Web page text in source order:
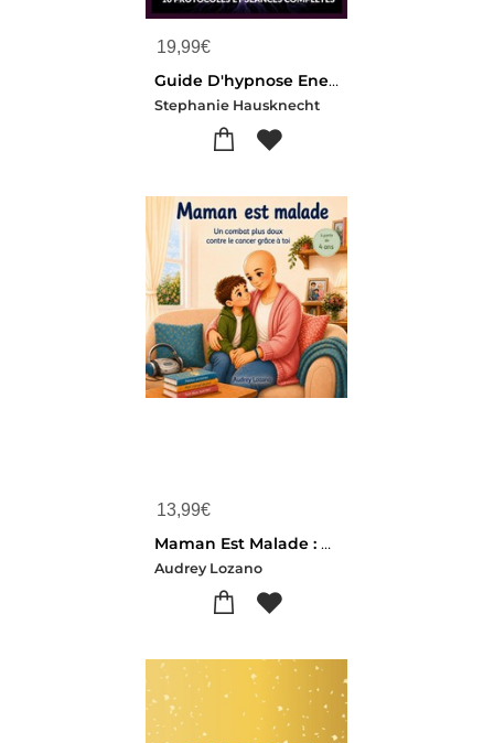
19,99€
Guide D'hypnose Energetique : 10 Protocoles Et Seances Completes
Stephanie Hausknecht
13,99€
Maman Est Malade : Un Combat Plus Doux Contre Le Cancer Grace A Toi - A Partir De 4 Ans
Audrey Lozano